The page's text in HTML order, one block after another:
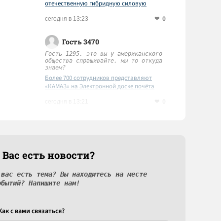
отечественную гибридную силовую
сегодня в 13:23 0
Гость 3470
Гость 1295, это вы у американского
общества спрашивайте, мы то откуда
знаем?
Более 700 сотрудников представляют
«КАМАЗ» на Электронной доске почёта
есть новости?
есть тема? Вы находитесь на месте
Напишите нам!
c вами связаться?